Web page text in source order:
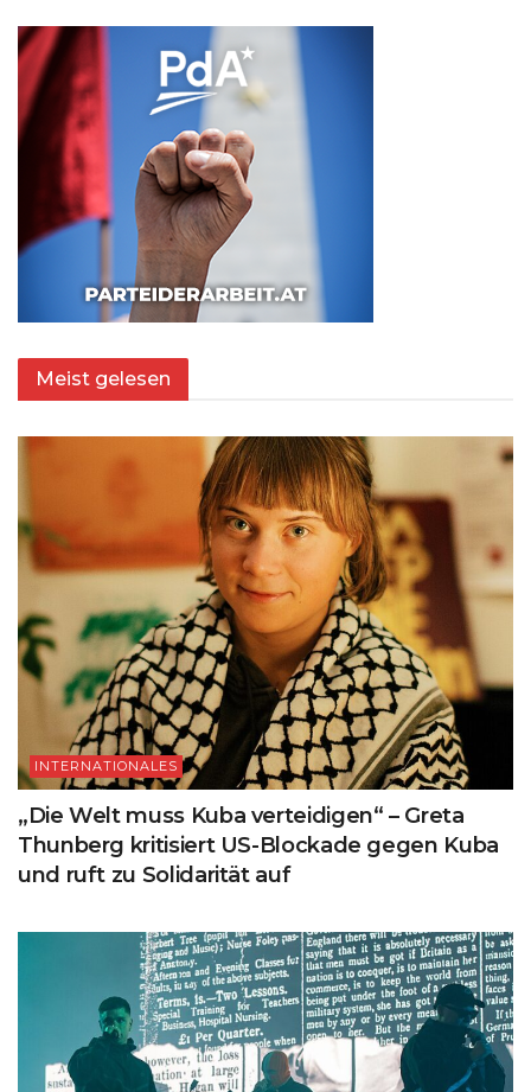
Meist gelesen
INTERNATIONALES
„Die Welt muss Kuba verteidigen“ – Greta
Thunberg kritisiert US-Blockade gegen Kuba
und ruft zu Solidarität auf